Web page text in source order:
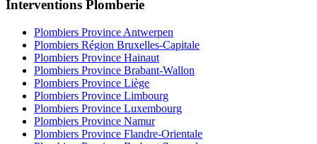
Interventions Plomberie
Plombiers Province Antwerpen
Plombiers Région Bruxelles-Capitale
Plombiers Province Hainaut
Plombiers Province Brabant-Wallon
Plombiers Province Liège
Plombiers Province Limbourg
Plombiers Province Luxembourg
Plombiers Province Namur
Plombiers Province Flandre-Orientale